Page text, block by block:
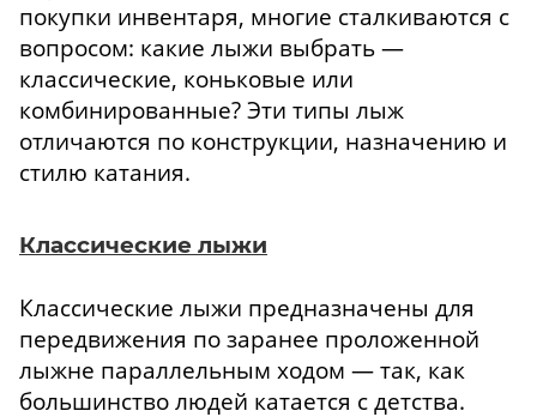
покупки инвентаря, многие сталкиваются с
вопросом: какие лыжи выбрать —
классические, коньковые или
комбинированные? Эти типы лыж
отличаются по конструкции, назначению и
стилю катания.
Классические лыжи
Классические лыжи предназначены для
передвижения по заранее проложенной
лыжне параллельным ходом — так, как
большинство людей катается с детства.